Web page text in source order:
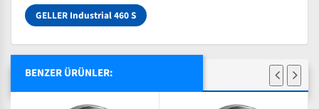
GELLER Industrial 460 S
BENZER ÜRÜNLER: